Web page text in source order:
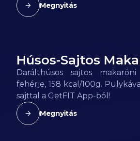
Megnyitás
158kcal
Húsos-Sajtos
Darálthúsos sajtos
fehérje, 158 kcal/100g.
sajttal a GetFIT App-ból!
Megnyitás